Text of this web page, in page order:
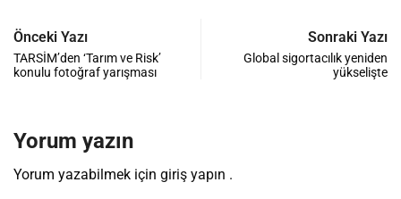
Önceki Yazı
TARSİM’den ‘Tarım ve Risk’
konulu fotoğraf yarışması
Sonraki Yazı
Global sigortacılık yeniden
yükselişte
Yorum yazın
Yorum yazabilmek için giriş yapın .